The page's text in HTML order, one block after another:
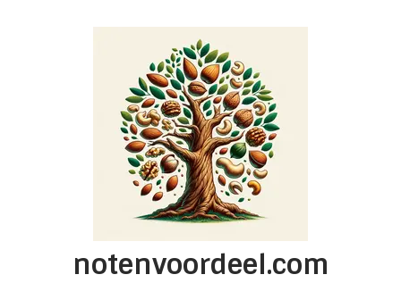
notenvoordeel.com